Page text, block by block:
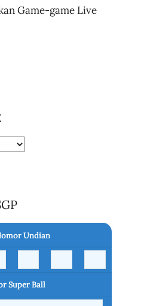
Game-game Live
Undian
Super Ball